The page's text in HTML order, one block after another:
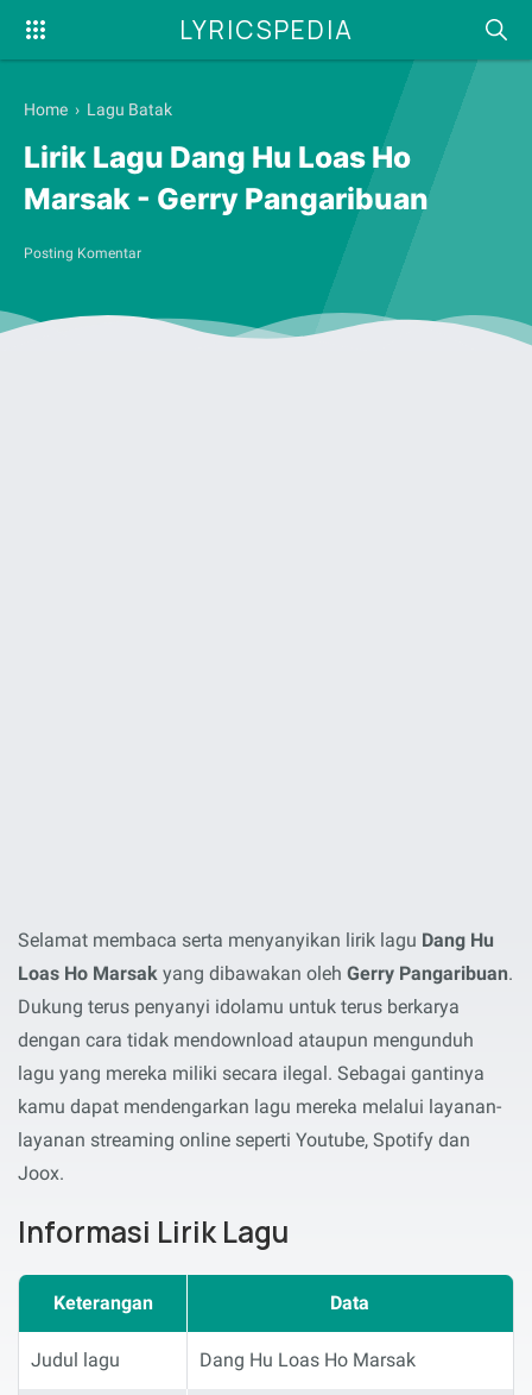
LYRICSPEDIA
Home › Lagu Batak
Lirik Lagu Dang Hu Loas Ho
Marsak - Gerry Pangaribuan
Posting Komentar
Selamat membaca serta menyanyikan lirik lagu Dang Hu
Loas Ho Marsak yang dibawakan oleh Gerry Pangaribuan.
Dukung terus penyanyi idolamu untuk terus berkarya
dengan cara tidak mendownload ataupun mengunduh
lagu yang mereka miliki secara ilegal. Sebagai gantinya
kamu dapat mendengarkan lagu mereka melalui layanan-
layanan streaming online seperti Youtube, Spotify dan
Joox.
Informasi Lirik Lagu
Keterangan Data
Judul lagu Dang Hu Loas Ho Marsak